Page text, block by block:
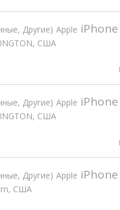
Другие Apple
США
Другие Apple
США
Другие Apple
США